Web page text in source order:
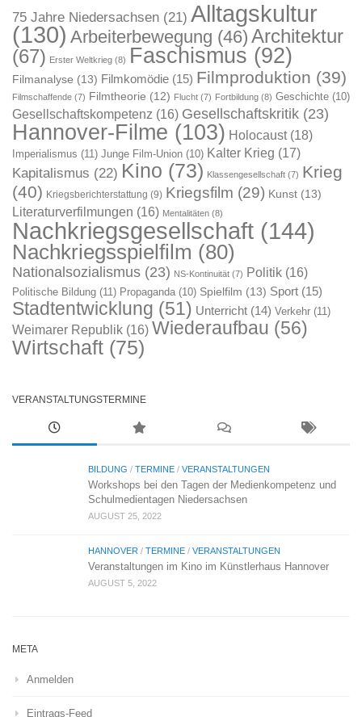
75 Jahre Niedersachsen (21) Alltagskultur
(130) Arbeiterbewegung (46) Architektur
(67) Erster Weltkrieg (8) Faschismus (92)
Filmanalyse (13) Filmkomödie (15) Filmproduktion (39)
Filmschaffende (7) Filmtheorie (12) Flucht (7) Fortbildung (8) Geschichte (10)
Gesellschaftskompetenz (16) Gesellschaftskritik (23)
Hannover-Filme (103) Holocaust(18)
Imperialismus (11) Junge Film-Union (10) Kalter Krieg (17)
Kapitalismus (22) Kino (73) Klassengesellschaft (7) Krieg
(40) Kriegsberichterstattung (9) Kriegsfilm (29) Kunst (13)
Literaturverfilmungen (16) Mentalitäten (8)
Nachkriegsgesellschaft (144)
Nachkriegsspielfilm (80)
Nationalsozialismus (23) NS-Kontinuität (7) Politik (16)
Politische Bildung (11) Propaganda (10) Spielfilm (13) Sport (15)
Stadtentwicklung (51) Unterricht (14) Verkehr (11)
Weimarer Republik (16) Wiederaufbau (56)
Wirtschaft (75)
VERANSTALTUNGSTERMINE
BILDUNG / TERMINE / VERANSTALTUNGEN
Workshops bei den Tagen der Medienkompetenz und
Schulmedientagen Niedersachsen
AUGUST 25, 2022
HANNOVER / TERMINE / VERANSTALTUNGEN
Veranstaltungen im Kino im Künstlerhaus Hannover
AUGUST 5, 2022
META
Anmelden
Eintrags-Feed